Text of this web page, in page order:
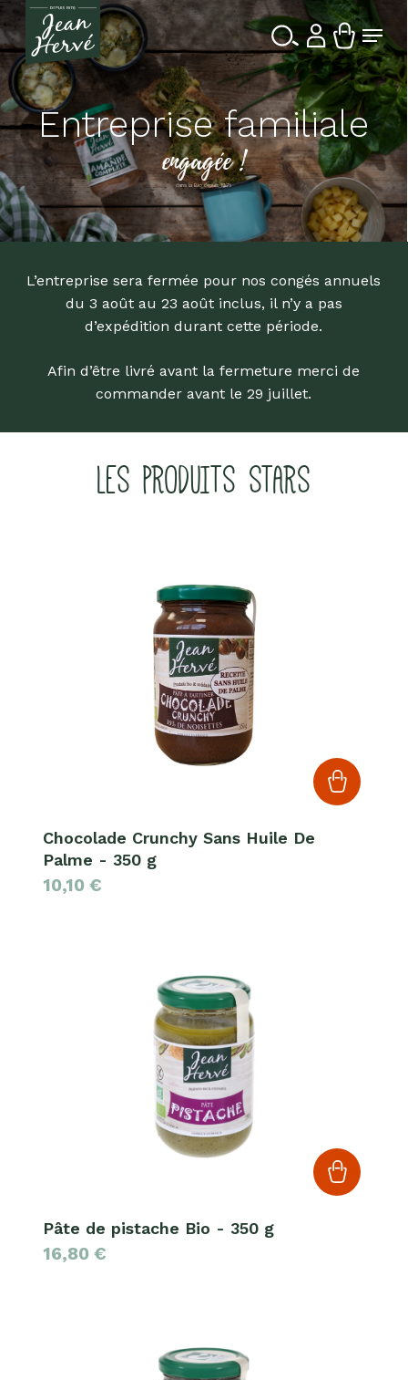
Passer
au
contenu
principalRecherche
de
produits
Menu
Entreprise familiale
engagée !
dans la Bio depuis 1976
L’entreprise sera fermée pour nos congés annuels
du 3 août au 23 août inclus, il n’y a pas
d’expédition durant cette période.
Afin d’être livré avant la fermeture merci de
commander avant le 29 juillet.
LES PRODUITS STARS
Chocolade Crunchy Sans Huile De
Palme - 350 g
10,10 €
Pâte de pistache Bio - 350 g
16,80 €
le
menu